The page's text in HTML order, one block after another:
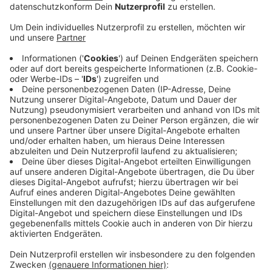
Anzeige
Das Ticket kostet 32,40 Euro und ist von
Weiberdonnerstag bis einschließlich Veilchendienstag
unbegrenzt im VRS-Netz gültig. Das Ticket gilt auch
auf Fahrten in den benachbarten Kreis Düren, in dem
sonst nur der Aachener Verkehrsverbund gilt. Und zwar
könnt ihr damit auch nach Düren, Nörvenich, Vettweiß,
Merzenich und Titz fahren. Ihr bekommt das Ticket
online.
Falls ihr zum Beispiel nur an einem Tag unterwegs seid,
lohnt sich eher ein 24-Stunden-Ticket.
Anzeige